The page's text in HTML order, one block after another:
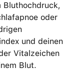
Bluthochdruck,
oder
und deinen
Vitalzeichen
Blut.